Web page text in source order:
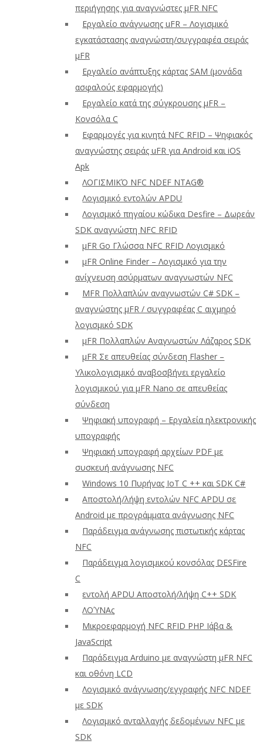
περιήγησης για αναγνώστες μFR NFC
Εργαλείο ανάγνωσης uFR – Λογισμικό
εγκατάστασης αναγνώστη/συγγραφέα σειράς
μFR
Εργαλείο ανάπτυξης κάρτας SAM (μονάδα
ασφαλούς εφαρμογής)
Εργαλείο κατά της σύγκρουσης μFR –
Κονσόλα C
Εφαρμογές για κινητά NFC RFID – Ψηφιακός
αναγνώστης σειράς uFR για Android και iOS
Apk
ΛΟΓΙΣΜΙΚΌ NFC NDEF NTAG®
Λογισμικό εντολών APDU
Λογισμικό πηγαίου κώδικα Desfire – Δωρεάν
SDK αναγνώστη NFC RFID
μFR Go Γλώσσα NFC RFID Λογισμικό
μFR Online Finder – Λογισμικό για την
ανίχνευση ασύρματων αναγνωστών NFC
ΜFR Πολλαπλών αναγνωστών C# SDK –
αναγνώστης μFR / συγγραφέας C αιχμηρό
λογισμικό SDK
μFR Πολλαπλών Αναγνωστών Λάζαρος SDK
μFR Σε απευθείας σύνδεση Flasher –
Υλικολογισμικό αναβοσβήνει εργαλείο
λογισμικού για μFR Nano σε απευθείας
σύνδεση
Ψηφιακή υπογραφή – Εργαλεία ηλεκτρονικής
υπογραφής
Ψηφιακή υπογραφή αρχείων PDF με
συσκευή ανάγνωσης NFC
Windows 10 Πυρήνας IoT C ++ και SDK C#
Αποστολή/λήψη εντολών NFC APDU σε
Android με προγράμματα ανάγνωσης NFC
Παράδειγμα ανάγνωσης πιστωτικής κάρτας
NFC
Παράδειγμα λογισμικού κονσόλας DESFire
C
εντολή APDU Αποστολή/λήψη C++ SDK
ΛΟΎΝΑς
Μικροεφαρμογή NFC RFID PHP Ιάβα &
JavaScript
Παράδειγμα Arduino με αναγνώστη μFR NFC
και οθόνη LCD
Λογισμικό ανάγνωσης/εγγραφής NFC NDEF
με SDK
Λογισμικό ανταλλαγής δεδομένων NFC με
SDK